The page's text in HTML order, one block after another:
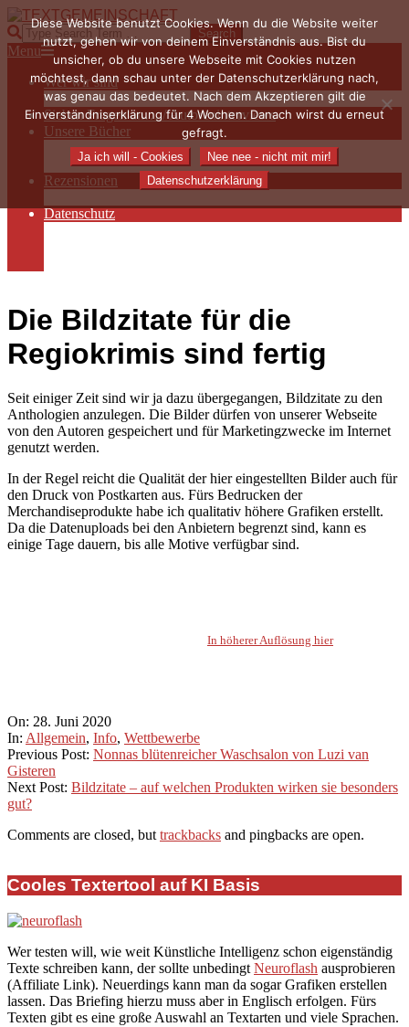
Skip
to
content
TEXTGEMEINSCHAFT
Search
Primary
Navigation
Menu
Menu
Wer wir sind
Die Hauptakteurinnen
Sieben Fragen an… / Autoreninterviews
Unsere Bücher
Autorenservices
Autorenprofile
Rezensionen
Datenschutz
Die Bildzitate für die
Regiokrimis sind fertig
Seit einiger Zeit sind wir ja dazu übergegangen, Bildzitate zu den
Anthologien anzulegen. Die Bilder dürfen von unserer Webseite
von den Autoren gespeichert und für Marketingzwecke im Internet
genutzt werden.
In der Regel reicht die Qualität der hier eingestellten Bilder auch für
den Druck von Postkarten aus. Fürs Bedrucken der
Merchandiseprodukte habe ich qualitativ höhere Grafiken erstellt.
Da die Datenuploads bei den Anbietern begrenzt sind, kann es
einige Tage dauern, bis alle Motive verfügbar sind.
In höherer Auflösung hier
2020-
06-
28
On: 28. Juni 2020
In: Allgemein, Info, Wettbewerbe
Previous Post: Nonnas blütenreicher Waschsalon von Luzi van
Gisteren
Next Post: Bildzitate – auf welchen Produkten wirken sie besonders
gut?
Comments are closed, buttrackbacks and pingbacks are open.
Cooles Textertool auf KI Basis
Wer testen will, wie weit Künstliche Intelligenz schon eigenständig
Texte schreiben kann, der sollte unbedingt Neuroflash ausprobieren
(Affiliate Link). Neuerdings kann man da sogar Grafiken erstellen
lassen. Das Briefing hierzu muss aber in Englisch erfolgen. Fürs
Texten gibt es eine große Auswahl an Textarten und viele Sprachen.
Diese Website benutzt Cookies. Wenn du die Website weiter
nutzt, gehen wir von deinem Einverständnis aus. Bist du
unsicher, ob du unsere Webseite mit Cookies nutzen
möchtest, dann schau unter der Datenschutzerklärung nach,
was genau das bedeutet. Nach dem Akzeptieren gilt die
Einverständniserklärung für 4 Wochen. Danach wirst du erneut
gefragt.
Ja ich will - Cookies
Nee nee - nicht mit mir!
Datenschutzerklärung